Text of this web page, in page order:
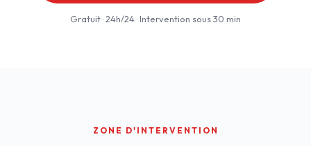
Gratuit · 24h/24 · Intervention sous 30 min
ZONE D'INTERVENTION